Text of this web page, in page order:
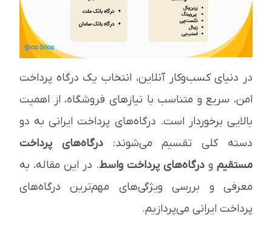
در دنیای کسب‌وکار آنلاین، انتخاب یک درگاه پرداخت
امن، سریع و متناسب با نیازهای فروشگاه، از اهمیت
بالایی برخوردار است. درگاه‌های پرداخت ایرانی به دو
دسته کلی تقسیم می‌شوند:درگاه‌های پرداخت
مستقیم و درگاه‌های پرداخت واسط. در این مقاله، به
معرفی و بررسی ویژگی‌های مهم‌ترین درگاه‌های
پرداخت ایرانی می‌پردازیم.